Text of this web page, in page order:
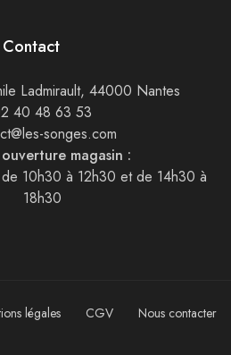
Contact
Ladmirault, 44000 Nantes
40 48 63 53
songes.com
magasin :
10h30 à 12h30 et de 14h30 à
18h30
légales CGV Nous contacter